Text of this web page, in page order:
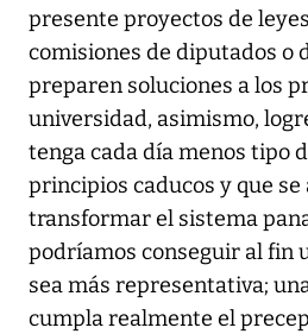
presente proyectos de
comisiones de diputados o
preparen soluciones a los
universidad, asimismo,
tenga cada día menos tipo
principios caducos y que se
transformar el sistema
podríamos conseguir al fin
sea más representativa;
cumpla realmente el